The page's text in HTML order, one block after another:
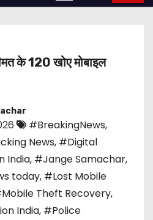
के 120 खोए मोबाइल
#BreakingNews,
News, #Digital
India, #Jange Samachar,
today, #Lost Mobile
Theft Recovery,
India, #Police